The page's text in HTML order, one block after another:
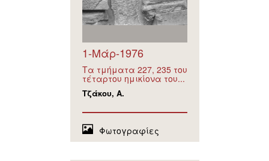
1-Μάρ-1976
Τα τμήματα 227, 235 του
τέταρτου ημικίονα του...
Τζάκου, Α.
Φωτογραφίες